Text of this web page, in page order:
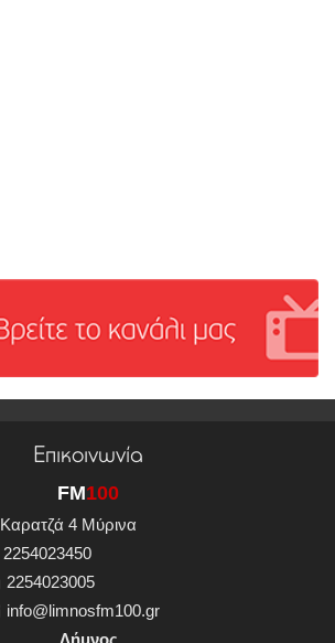
Επικοινωνία
FM100
Καρατζά 4 Μύρινα
2254023450
2254023005
info@limnosfm100.gr
Λήμνος